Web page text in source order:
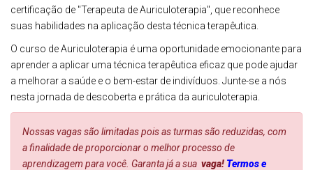
certificação de "Terapeuta de Auriculoterapia", que reconhece
suas habilidades na aplicação desta técnica terapêutica.
O curso de Auriculoterapia é uma oportunidade emocionante para
aprender a aplicar uma técnica terapêutica eficaz que pode ajudar
a melhorar a saúde e o bem-estar de indivíduos. Junte-se a nós
nesta jornada de descoberta e prática da auriculoterapia.
Nossas vagas são limitadas pois as turmas são reduzidas, com
a finalidade de proporcionar o melhor processo de
aprendizagem para você. Garanta já a sua vaga! Termos e